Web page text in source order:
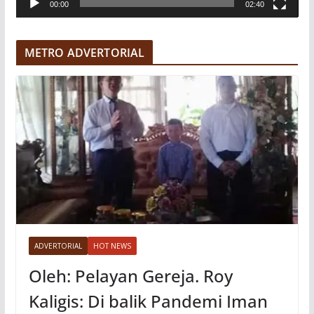
e
00:00 02:40
METRO ADVERTORIAL
ADVERTORIAL HOT NEWS
Oleh: Pelayan Gereja. Roy
Kaligis: Di balik Pandemi Iman